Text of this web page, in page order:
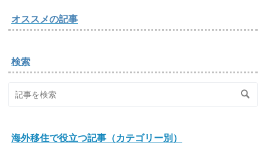
オススメの記事
検索
海外移住で役立つ記事（カテゴリー別）